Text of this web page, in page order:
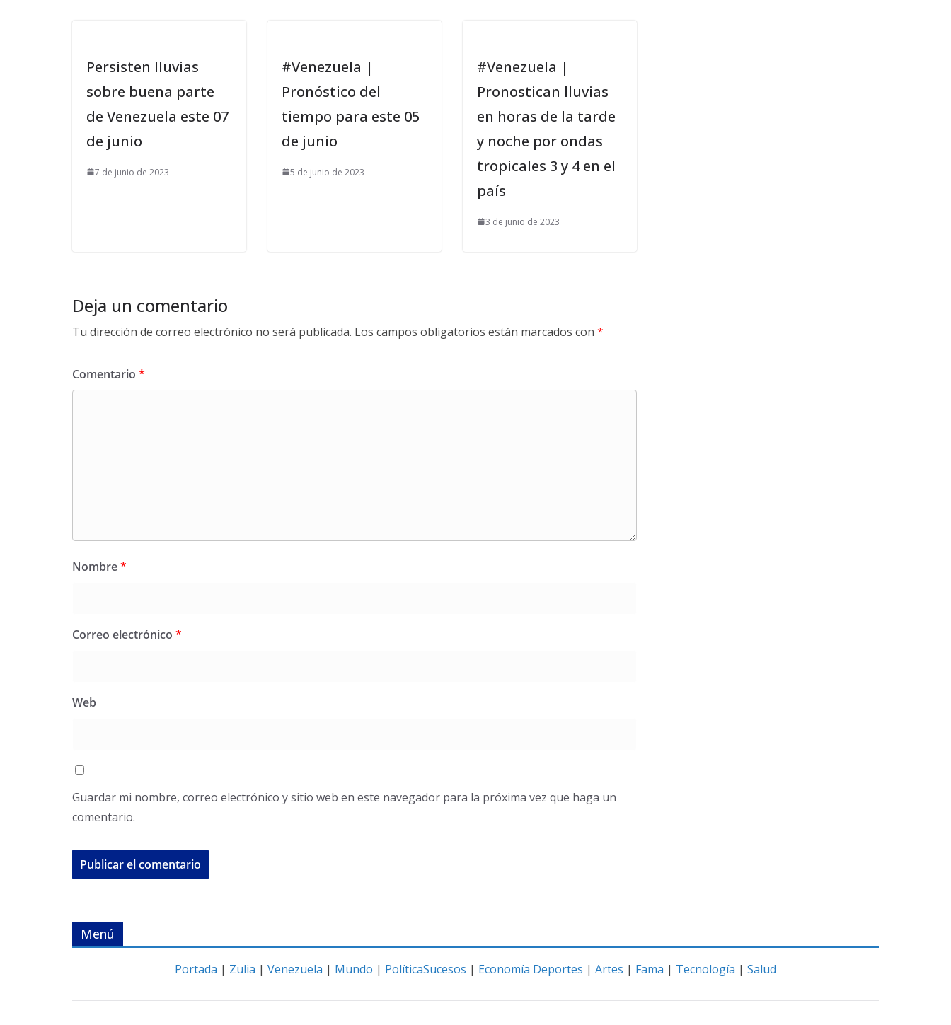
Persisten lluvias
sobre buena parte
de Venezuela este 07
de junio
7 de junio de 2023
#Venezuela |
Pronóstico del
tiempo para este 05
de junio
5 de junio de 2023
#Venezuela |
Pronostican lluvias
en horas de la tarde
y noche por ondas
tropicales 3 y 4 en el
país
3 de junio de 2023
Deja un comentario
Tu dirección de correo electrónico no será publicada. Los campos obligatorios están marcados con *
Comentario *
Nombre*
Correo electrónico *
Web
Guardar mi nombre, correo electrónico y sitio web en este navegador para la próxima vez que haga un
comentario.
Menú
Portada | Zulia | Venezuela | Mundo | PolíticaSucesos | Economía Deportes | Artes | Fama | Tecnología | Salud